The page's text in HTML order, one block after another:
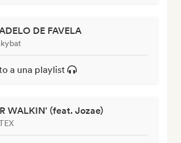
DE FAVELA
a una playlist
WALKIN' (feat. Jozae)